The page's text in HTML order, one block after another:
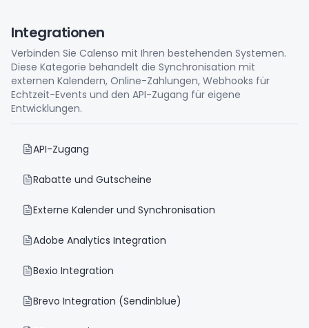
Integrationen
Verbinden Sie Calenso mit Ihren bestehenden Systemen.
Diese Kategorie behandelt die Synchronisation mit
externen Kalendern, Online-Zahlungen, Webhooks für
Echtzeit-Events und den API-Zugang für eigene
Entwicklungen.
API-Zugang
Rabatte und Gutscheine
Externe Kalender und Synchronisation
Adobe Analytics Integration
Bexio Integration
Brevo Integration (Sendinblue)